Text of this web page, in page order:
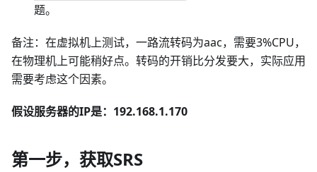
题。
备注：在虚拟机上测试，一路流转码为aac，需要3%CPU，
在物理机上可能稍好点。转码的开销比分发要大，实际应用
需要考虑这个因素。
假设服务器的IP是：192.168.1.170
第一步，获取SRS